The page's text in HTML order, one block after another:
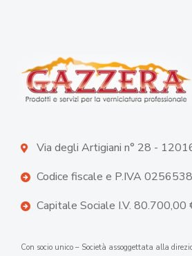
Via degli Artigiani n° 28 -
Codice fiscale e P.IVA
Capitale Sociale I.V. 80.700,00
Con socio unico – Società assoggettata alla